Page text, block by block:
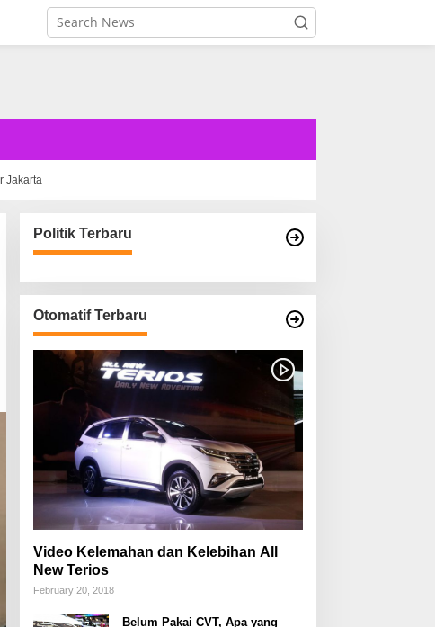
Jakarta
Politik Terbaru
Otomatif Terbaru
Video Kelemahan dan Kelebihan All
New Terios
February 20, 2018
Belum Pakai CVT, Apa yang